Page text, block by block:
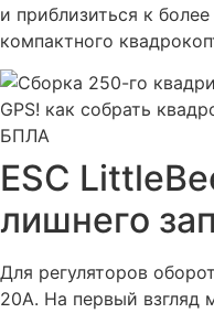
и приблизиться к
компактного
ESC
лишнего
Для регуляторов
20A. На первый взгляд